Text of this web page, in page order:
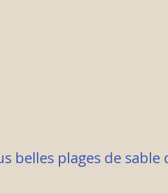
belles plages de